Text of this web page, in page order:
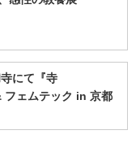
にて『寺
ェムテック in 京都